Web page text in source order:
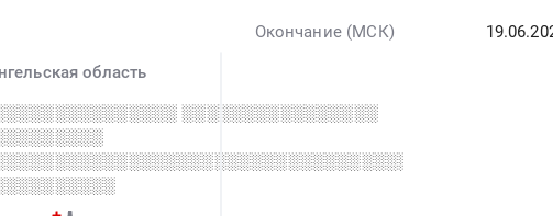
область
░░░░░░░░░░░░░░░░
Окончание (МСК)